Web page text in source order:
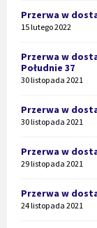
Przerwa w
15 lutego 2022
Przerwa w
Południe 37
30 listopada 2021
Przerwa w
30 listopada 2021
Przerwa w
29 listopada 2021
Przerwa w
24 listopada 2021